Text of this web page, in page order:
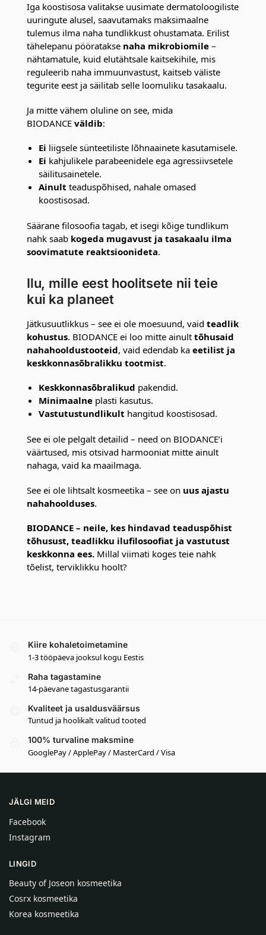
Iga koostisosa valitakse uusimate dermatoloogiliste
uuringute alusel, saavutamaks maksimaalne
tulemus ilma naha tundlikkust ohustamata. Erilist
tähelepanu pööratakse naha mikrobiomile –
nähtamatule, kuid elutähtsale kaitsekihile, mis
reguleerib naha immuunvastust, kaitseb väliste
tegurite eest ja säilitab selle loomuliku tasakaalu.
Ja mitte vähem oluline on see, mida
BIODANCE väldib:
Ei liigsele sünteetiliste lõhnaainete kasutamisele.
Ei kahjulikele parabeenidele ega agressiivsetele
säilitusainetele.
Ainult teaduspõhised, nahale omased
koostisosad.
Säärane filosoofia tagab, et isegi kõige tundlikum
nahk saab kogeda mugavust ja tasakaalu ilma
soovimatute reaktsioonideta.
Ilu, mille eest hoolitsete nii teie
kui ka planeet
Jätkusuutlikkus – see ei ole moesuund, vaid teadlik
kohustus. BIODANCE ei loo mitte ainult tõhusaid
nahahooldustooteid, vaid edendab ka eetilist ja
keskkonnasõbralikku tootmist.
Keskkonnasõbralikud pakendid.
Minimaalne plasti kasutus.
Vastutustundlikult hangitud koostisosad.
See ei ole pelgalt detailid – need on BIODANCE’i
väärtused, mis otsivad harmooniat mitte ainult
nahaga, vaid ka maailmaga.
See ei ole lihtsalt kosmeetika – see on uus ajastu
nahahoolduses.
BIODANCE – neile, kes hindavad teaduspõhist
tõhusust, teadlikku ilufilosoofiat ja vastutust
keskkonna ees. Millal viimati koges teie nahk
tõelist, terviklikku hoolt?
Kiire kohaletoimetamine
1-3 tööpäeva jooksul kogu Eestis
Raha tagastamine
14-päevane tagastusgarantii
Kvaliteet ja usaldusväärsus
Tuntud ja hoolikalt valitud tooted
100% turvaline maksmine
GooglePay / ApplePay / MasterCard / Visa
JÄLGI MEID
Facebook
Instagram
LINGID
Beauty of Joseon kosmeetika
Cosrx kosmeetika
Korea kosmeetika